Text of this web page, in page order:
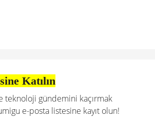
Katılın
teknoloji gündemini kaçırmak
e-posta listesine kayıt olun!